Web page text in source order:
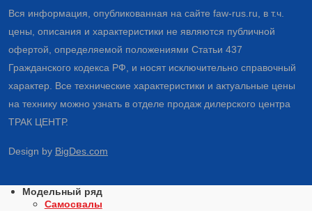
Вся информация, опубликованная на сайте faw-rus.ru, в т.ч.
цены, описания и характеристики не являются публичной
офертой, определяемой положениями Статьи 437
Гражданского кодекса РФ, и носят исключительно справочный
характер. Все технические характеристики и актуальные цены
на технику можно узнать в отделе продаж дилерского центра
ТРАК ЦЕНТР.
Design by BigDes.com
Модельный ряд
Самосвалы